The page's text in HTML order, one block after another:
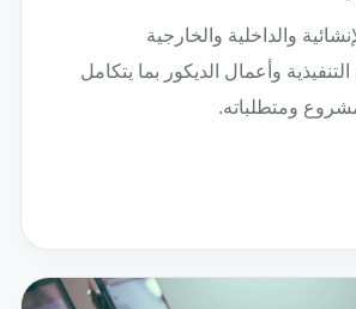
والداخلية والخارجية
وأعمال الديكور بما يتكامل
ومتطلباته.